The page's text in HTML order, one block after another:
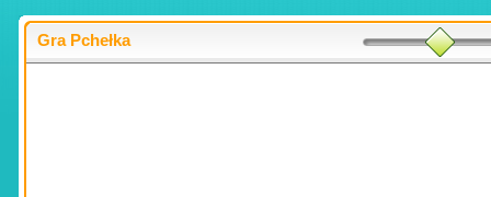
Gra Pchełka